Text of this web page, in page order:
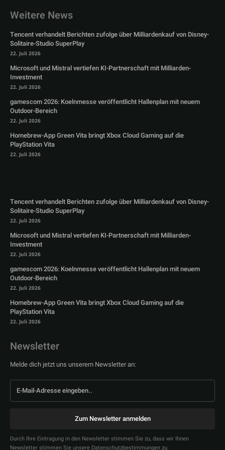
Weitere News
Tencent verhandelt Berichten zufolge über Milliardenkauf von Disney-
Solitaire-Studio SuperPlay
22. Juli 2026
Microsoft und Mistral vertiefen KI-Partnerschaft mit Milliarden-
Investment
22. Juli 2026
gamescom 2026: Koelnmesse veröffentlicht Hallenplan mit neuem
Outdoor-Bereich
22. Juli 2026
Homebrew-App Green Vita bringt Xbox Cloud Gaming auf die
PlayStation Vita
22. Juli 2026
Tencent verhandelt Berichten zufolge über Milliardenkauf von Disney-
Solitaire-Studio SuperPlay
22. Juli 2026
Microsoft und Mistral vertiefen KI-Partnerschaft mit Milliarden-
Investment
22. Juli 2026
gamescom 2026: Koelnmesse veröffentlicht Hallenplan mit neuem
Outdoor-Bereich
22. Juli 2026
Homebrew-App Green Vita bringt Xbox Cloud Gaming auf die
PlayStation Vita
22. Juli 2026
Newsletter
Melde dich jetzt uns unserem Newsletter an:
Zum Newsletter anmelden
Durch Ihre Eintragung in den Newsletter stimmen Sie zu, dass wir Ihnen
Newsletter stimmen Sie unsere Datenschutzbestimmungen zu.